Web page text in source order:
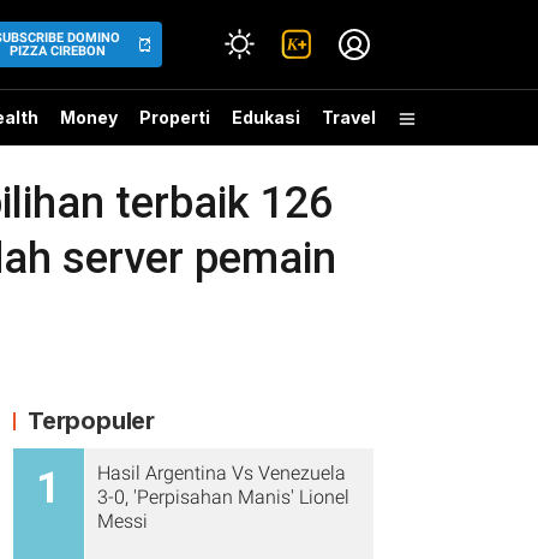
DOMINO
PIZZA CIREBON
Money Properti Edukasi Travel
terbaik 126
server pemain
Terpopuler
1
Hasil Argentina Vs Venezuela
3-0, 'Perpisahan Manis' Lionel
Messi